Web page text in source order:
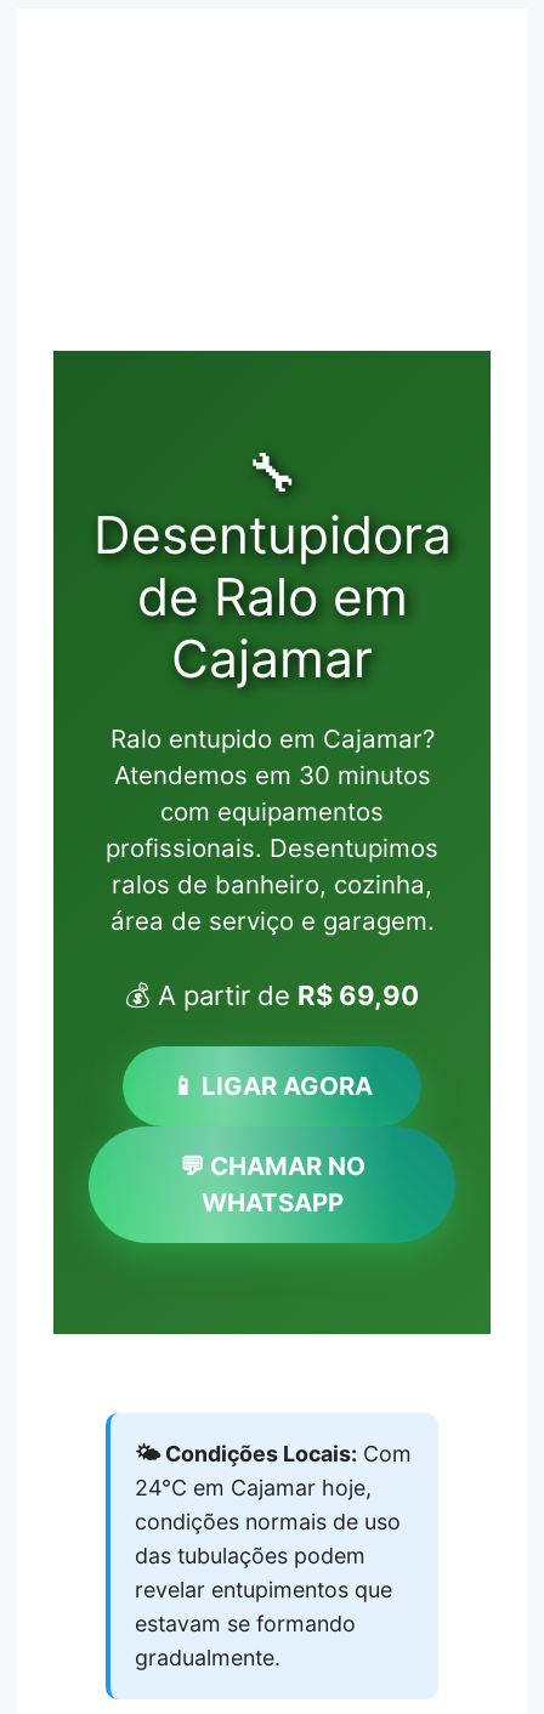
🔧
Desentupidora
de Ralo em
Cajamar
Ralo entupido em Cajamar?
Atendemos em 30 minutos
com equipamentos
profissionais. Desentupimos
ralos de banheiro, cozinha,
área de serviço e garagem.
💰 A partir de R$ 69,90
📱 LIGAR AGORA
💬 CHAMAR NO
WHATSAPP
🌤️ Condições Locais: Com
24°C em Cajamar hoje,
condições normais de uso
das tubulações podem
revelar entupimentos que
estavam se formando
gradualmente.